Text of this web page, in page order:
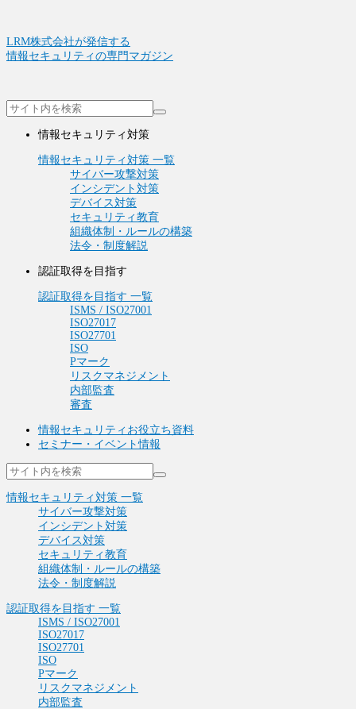
LRM株式会社が発信する
情報セキュリティの専門マガジン
情報セキュリティ対策
情報セキュリティ対策 一覧
サイバー攻撃対策
インシデント対策
デバイス対策
セキュリティ教育
組織体制・ルールの構築
法令・制度解説
認証取得を目指す
認証取得を目指す 一覧
ISMS / ISO27001
ISO27017
ISO27701
ISO
Pマーク
リスクマネジメント
内部監査
審査
情報セキュリティお役立ち資料
セミナー・イベント情報
情報セキュリティ対策 一覧
サイバー攻撃対策
インシデント対策
デバイス対策
セキュリティ教育
組織体制・ルールの構築
法令・制度解説
認証取得を目指す 一覧
ISMS / ISO27001
ISO27017
ISO27701
ISO
Pマーク
リスクマネジメント
内部監査